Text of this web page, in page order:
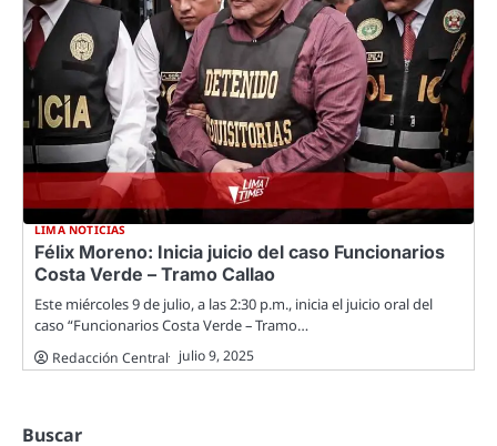
LIMA NOTICIAS
Félix Moreno: Inicia juicio del caso Funcionarios
Costa Verde – Tramo Callao
Este miércoles 9 de julio, a las 2:30 p.m., inicia el juicio oral del
caso “Funcionarios Costa Verde – Tramo…
Redacción Central julio 9, 2025
Buscar